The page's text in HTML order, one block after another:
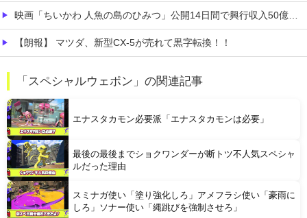
映画「ちいかわ 人魚の島のひみつ」公開14日間で興行収入50億円突破 最終興収102.8億円の「シン・エヴァ」に並ぶペース
【朗報】 マツダ、新型CX-5が売れて黒字転換！！
【悲報】 有吉、一般人に「ド正論」を叩きつけて炎上ｗｗｗｗｗｗｗｗ
Powered by livedoor 相互RSS
「スペシャルウェポン」の関連記事
エナスタカモン必要派「エナスタカモンは必要」
最後の最後までショクワンダーが断トツ不人気スペシャ
ルだった理由
スミナガ使い「塗り強化しろ」アメフラシ使い「豪雨に
しろ」ソナー使い「縄跳びを強制させろ」